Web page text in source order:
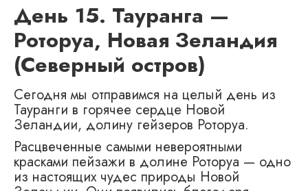
День 15. Тауранга —
Роторуа, Новая Зеландия
(Северный остров)
Сегодня мы отправимся на целый день из
Тауранги в горячее сердце Новой
Зеландии, долину гейзеров Роторуа.
Расцвеченные самыми невероятными
красками пейзажи в долине Роторуа — одно
из настоящих чудес природы Новой